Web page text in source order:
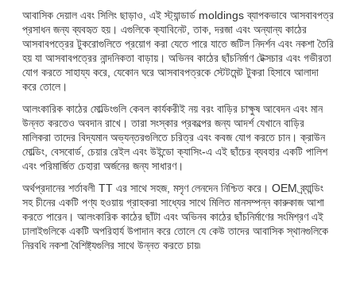
আবাসিক দেয়াল এবং সিলিং ছাড়াও, এই স্ট্যান্ডার্ড moldings ব্যাপকভাবে আসবাবপত্র
প্রসাধন জন্য ব্যবহৃত হয়। এগুলিকে ক্যাবিনেট, তাক, দরজা এবং অন্যান্য কাঠের
আসবাবপত্রের টুকরোগুলিতে প্রয়োগ করা যেতে পারে যাতে জটিল নিদর্শন এবং নকশা তৈরি
হয় যা আসবাবপত্রের নান্দনিকতা বাড়ায়। অভিনব কাঠের ছাঁচনির্মাণ টেক্সচার এবং গভীরতা
যোগ করতে সাহায্য করে, যেকোন ঘরে আসবাবপত্রকে স্টেটমেন্ট টুকরা হিসাবে আলাদা
করে তোলে।
আলংকারিক কাঠের মোল্ডিংগুলি কেবল কার্যকরীই নয় বরং বাড়ির চাক্ষুষ আবেদন এবং মান
উন্নত করতেও অবদান রাখে। তারা সংস্কার প্রকল্পের জন্য আদর্শ যেখানে বাড়ির
মালিকরা তাদের বিদ্যমান অভ্যন্তরগুলিতে চরিত্র এবং কবজ যোগ করতে চান। ক্রাউন
মোল্ডিং, বেসবোর্ড, চেয়ার রেইল এবং উইন্ডো ক্যাসিং-এ এই ছাঁচের ব্যবহার একটি পালিশ
এবং পরিমার্জিত চেহারা অর্জনের জন্য সাধারণ।
অর্থপ্রদানের শর্তাবলী TT এর সাথে সহজ, মসৃণ লেনদেন নিশ্চিত করে। OEM ব্র্যান্ডিং
সহ চীনের একটি পণ্য হওয়ায় গ্রাহকরা সাধ্যের সাথে মিলিত মানসম্পন্ন কারুকাজ আশা
করতে পারেন। আলংকারিক কাঠের ছাঁটা এবং অভিনব কাঠের ছাঁচনির্মাণের সংমিশ্রণ এই
ঢালাইগুলিকে একটি অপরিহার্য উপাদান করে তোলে যে কেউ তাদের আবাসিক স্থানগুলিকে
নিরবধি নকশা বৈশিষ্ট্যগুলির সাথে উন্নত করতে চায়৷